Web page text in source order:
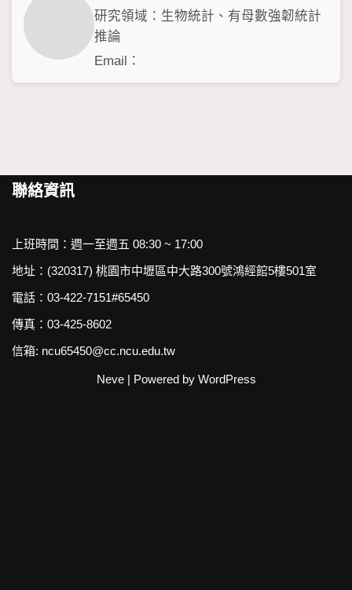
研究領域：生物統計、有母數強韌統計
推論
Email：
聯絡資訊
上班時間：週一至週五 08:30 ~ 17:00
地址： (320317) 桃園市中壢區中大路300號鴻經館5樓501室
電話：03-422-7151#65450
傳真：03-425-8602
信箱: ncu65450@cc.ncu.edu.tw
Neve| Powered by WordPress